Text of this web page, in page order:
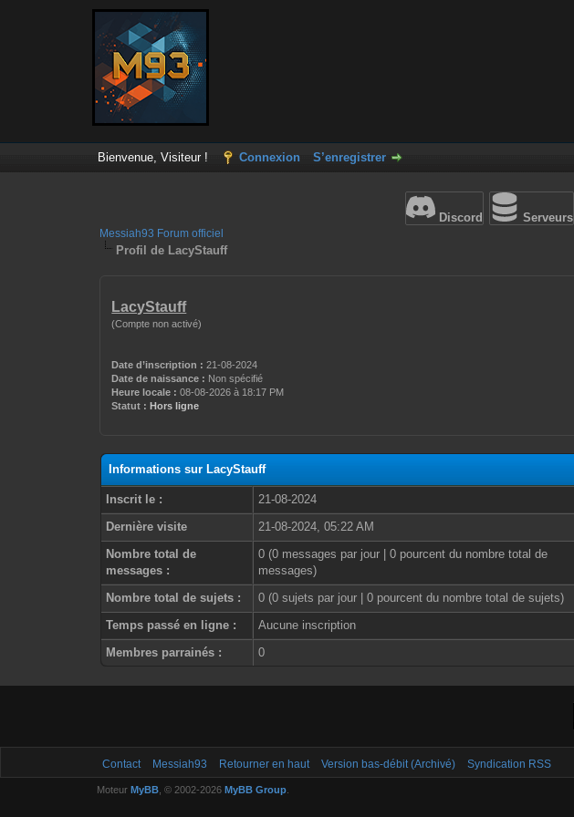
Bienvenue, Visiteur ! Connexion S’enregistrer
Discord Serveurs
Messiah93 Forum officiel
Profil de LacyStauff
LacyStauff
(Compte non activé)
Date d’inscription : 21-08-2024
Date de naissance : Non spécifié
Heure locale : 08-08-2026 à 18:17 PM
Statut : Hors ligne
Informations sur LacyStauff
Inscrit le :
21-08-2024
Dernière visite
21-08-2024, 05:22 AM
Nombre total de
messages :
0 (0 messages par jour | 0 pourcent du nombre total de
messages)
Nombre total de sujets :
0 (0 sujets par jour | 0 pourcent du nombre total de sujets)
Temps passé en ligne :
Aucune inscription
Membres parrainés :
0
Contact Messiah93 Retourner en haut Version bas-débit (Archivé) Syndication RSS
Moteur MyBB, © 2002-2026 MyBB Group.